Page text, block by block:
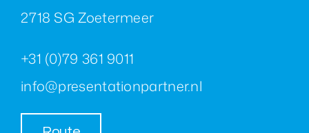
2718 SG Zoetermeer
+31 (0)79 361 9011
info@presentationpartner.nl